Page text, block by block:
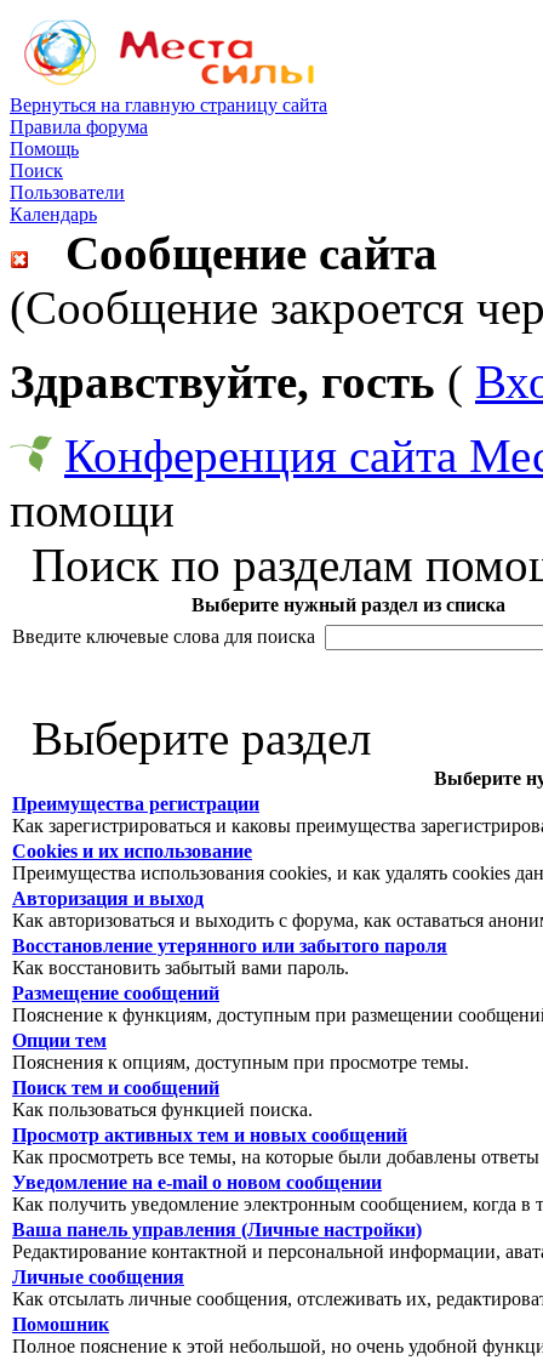
Вернуться на главную страницу сайта
Правила форума
Помощь
Поиск
Пользователи
Календарь
Сообщение сайта
(Сообщение закроется
Здравствуйте, гость (
Конференция сайта
помощи
Поиск по разделам
Выберите нужный раздел из списка
Введите ключевые слова для поиска
Выберите раздел
Выберите
Преимущества регистрации
Как зарегистрироваться и каковы преимущества
Cookies и их использование
Преимущества использования cookies, и как удалять cookies
Авторизация и выход
Как авторизоваться и выходить с форума, как оставаться
Восстановление утерянного или забытого пароля
Как восстановить забытый вами пароль.
Размещение сообщений
Пояснение к функциям, доступным при размещении
Опции тем
Пояснения к опциям, доступным при просмотре темы.
Поиск тем и сообщений
Как пользоваться функцией поиска.
Просмотр активных тем и новых сообщений
Как просмотреть все темы, на которые были добавлены
Уведомление на е-mail о новом сообщении
Как получить уведомление электронным сообщением, когда в
Ваша панель управления (Личные настройки)
Редактирование контактной и персональной информации,
Личные сообщения
Как отсылать личные сообщения, отслеживать их,
Помошник
Полное пояснение к этой небольшой, но очень удобной